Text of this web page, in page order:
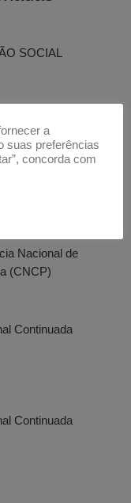
SOCIAL
do Estado do
Nacional de
(CNCP)
Continuada
Continuada
a
suas preferências
concorda com